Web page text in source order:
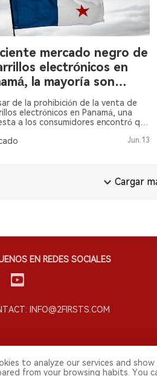
mercado negro de
electrónicos en
la mayoría son
de baja
de la prohibición de la venta de
electrónicos en Panamá, una
a los consumidores encontró que
cigarrillos electrónicos, siendo losJun.13
Cargar
EN REDES SOCIALES
INFO@2FIRSTS.COM
to analyze our services and
from your browsing habits. You